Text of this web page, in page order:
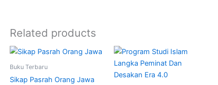
Related products
Buku Terbaru
Sikap Pasrah Orang Jawa